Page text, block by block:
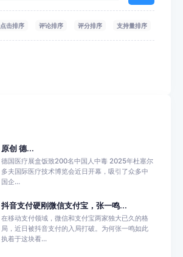
点击排序 评论排序 评分排序 支持量排序
原创 德...
德国医疗展盒饭致200名中国人中毒 2025年杜塞尔
多夫国际医疗技术博览会近日开幕，吸引了众多中
国企...
抖音支付硬刚微信支付宝，张一鸣...
在移动支付领域，微信和支付宝两家独大已久的格
局，近日被抖音支付的入局打破。为何张一鸣如此
执着于这块看...